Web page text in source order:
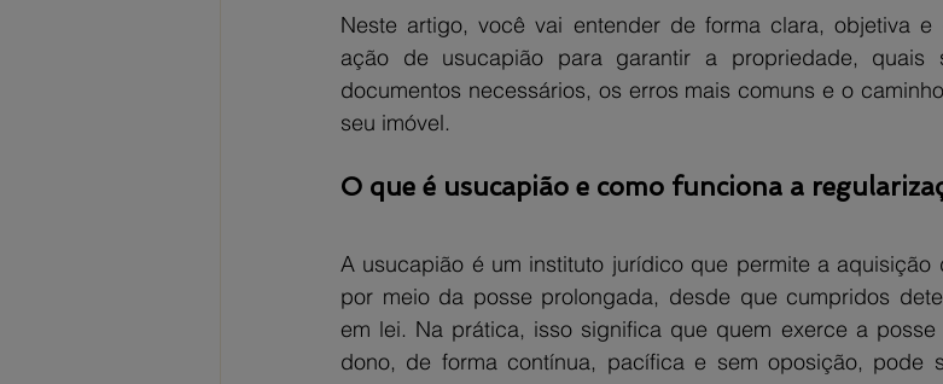
Neste artigo, você vai entender de forma clara, objetiva
ação de usucapião para garantir a propriedade, quais
documentos necessários, os erros mais comuns e o
seu imóvel.
O que é usucapião e como funciona a
A usucapião é um instituto jurídico que permite a
por meio da posse prolongada, desde que cumpridos
em lei. Na prática, isso significa que quem exerce a
dono, de forma contínua, pacífica e sem oposição, pode